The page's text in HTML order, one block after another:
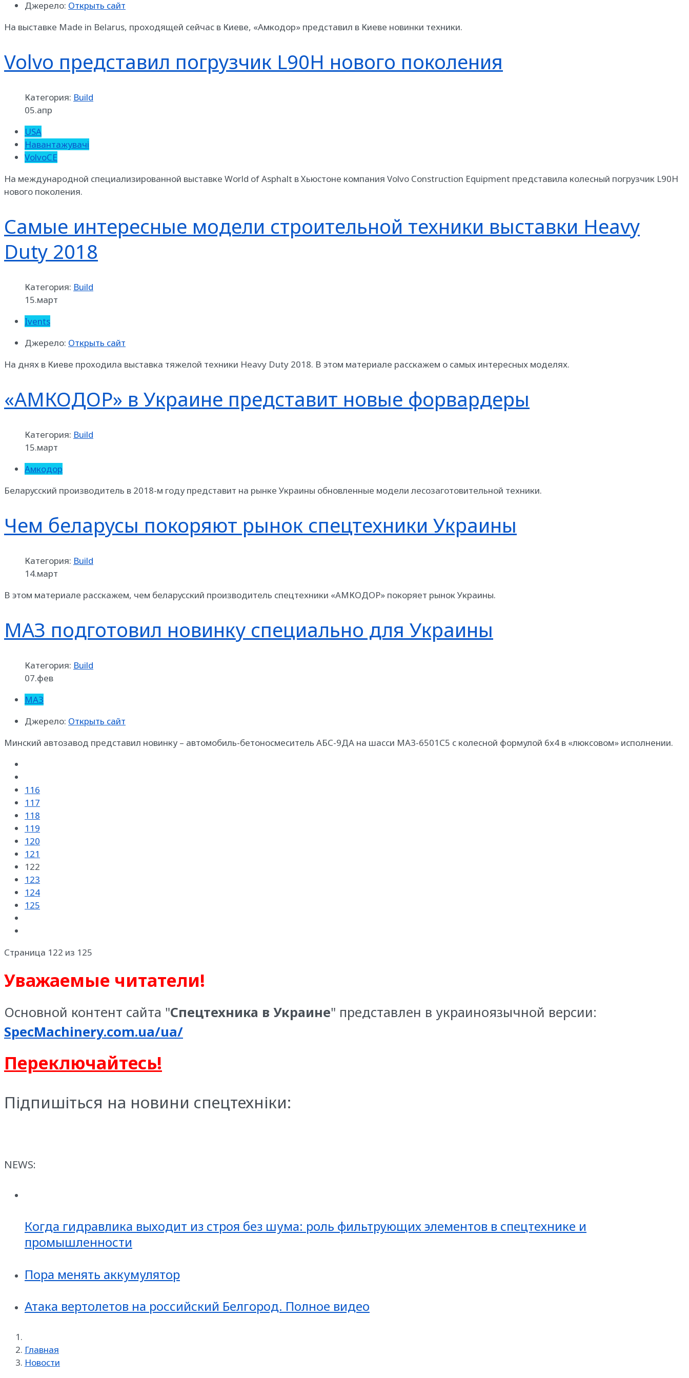
Джерело: Открыть сайт
На выставке Made in Belarus, проходящей сейчас в Киеве, «Амкодор» представил в Киеве новинки техники.
Volvo представил погрузчик L90H нового поколения
Категория: Build
05.апр
USA
Навантажувачі
VolvoCE
На международной специализированной выставке World of Asphalt в Хьюстоне компания Volvo Construction Equipment представила колесный погрузчик L90H
нового поколения.
Самые интересные модели строительной техники выставки Heavy
Duty 2018
Категория: Build
15.март
Ivents
Джерело: Открыть сайт
На днях в Киеве проходила выставка тяжелой техники Heavy Duty 2018. В этом материале расскажем о самых интересных моделях.
«АМКОДОР» в Украине представит новые форвардеры
Категория: Build
15.март
Амкодор
Беларусский производитель в 2018-м году представит на рынке Украины обновленные модели лесозаготовительной техники.
Чем беларусы покоряют рынок спецтехники Украины
Категория: Build
14.март
В этом материале расскажем, чем беларусский производитель спецтехники «АМКОДОР» покоряет рынок Украины.
МАЗ подготовил новинку специально для Украины
Категория: Build
07.фев
МАЗ
Джерело: Открыть сайт
Минский автозавод представил новинку – автомобиль-бетоносмеситель АБС-9ДА на шасси МАЗ-6501С5 с колесной формулой 6х4 в «люксовом» исполнении.
116
117
118
119
120
121
122
123
124
125
Страница 122 из 125
Уважаемые читатели!
Основной контент сайта "Спецтехника в Украине" представлен в украиноязычной версии:
SpecMachinery.com.ua/ua/
Переключайтесь!
Підпишіться на новини спецтехніки:
NEWS:
Когда гидравлика выходит из строя без шума: роль фильтрующих элементов в спецтехнике и
промышленности
Пора менять аккумулятор
Атака вертолетов на российский Белгород. Полное видео
Главная
Новости